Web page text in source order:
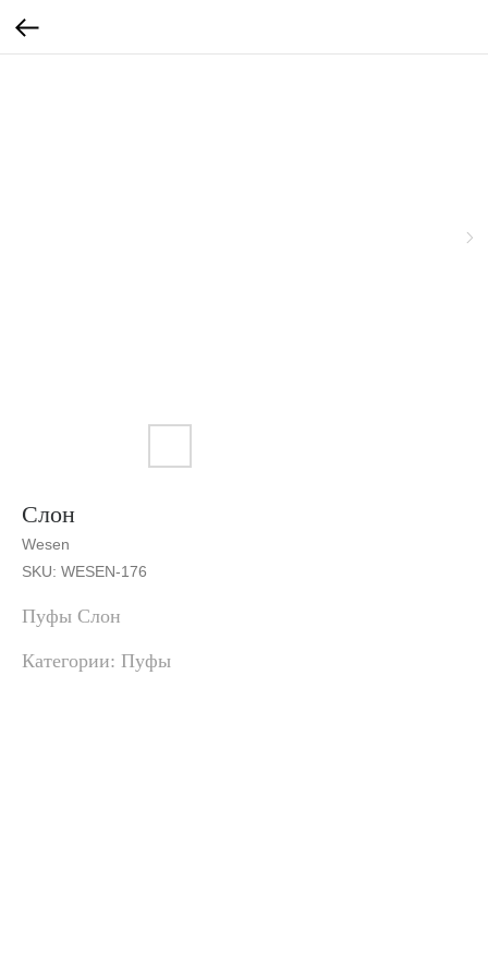
Слон
Wesen
SKU: WESEN-176
Пуфы Слон
Категории: Пуфы